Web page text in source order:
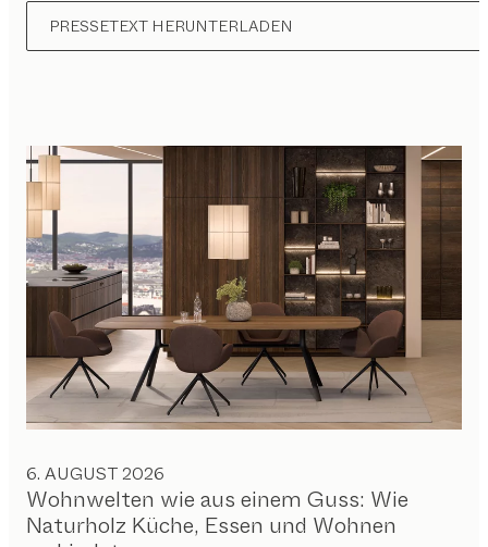
PRESSETEXT HERUNTERLADEN
6. AUGUST 2026
Wohnwelten wie aus einem Guss: Wie
Naturholz Küche, Essen und Wohnen